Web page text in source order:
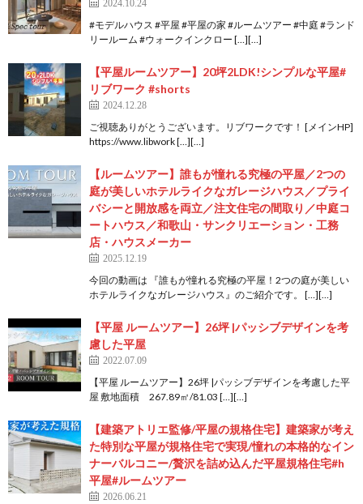
2024.10.24
#モデルハウス #平屋 #平屋の家 #ルームツアー #中庭 #ランド
リールーム #ウォークインクロー […][…]
【平屋ルームツアー】20坪2LDK!シンプルな平屋#
リブワーク #shorts
2024.12.28
ご視聴ありがとうございます。リブワークです！ [メインHP]
https://www.libwork […][…]
【ルームツアー】誰もが憧れる究極の平屋／2つの
庭が美しいホテルライクなガレージハウス／プライ
バシーと開放感を両立／注文住宅の間取り／中庭コ
ートハウス／和歌山・サンクリエーション・工務
店・ハウスメーカー
2025.12.19
今回の動画は 『誰もが憧れる究極の平屋！2つの庭が美しい
ホテルライクなガレージハウス』のご紹介です。 […][…]
【平屋 ルームツアー】26坪 |パッシブデザインを考
慮した平屋
2022.07.09
【平屋 ルームツアー】26坪 |パッシブデザインを考慮した平
屋 敷地面積 267.89㎡/81.03 […][…]
【建築アトリエ監修/平屋の規格住宅】建築家が考え
た特別な平屋が規格住宅で実現/憧れの本格的なイン
ナーバルコニー/贅沢を詰め込んだ平屋規格住宅#h
平屋#ルームツアー
2026.06.21